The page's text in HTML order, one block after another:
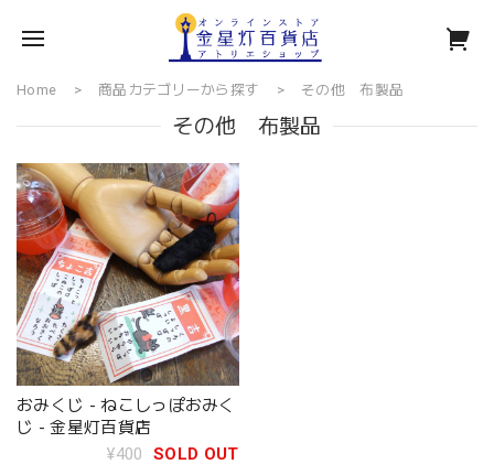
Home 商品カテゴリーから探す その他 布製品
その他 布製品
おみくじ - ねこしっぽおみく
じ - 金星灯百貨店
¥400
SOLD OUT